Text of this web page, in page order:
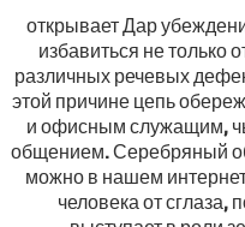
открывает Дар
избавиться не только
различных речевых
этой причине цепь
и офисным служащим,
общением. Серебряный
можно в нашем
человека от сглаза,